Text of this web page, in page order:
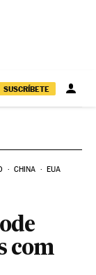
SUSCRÍBETE
CHINA EUA
com